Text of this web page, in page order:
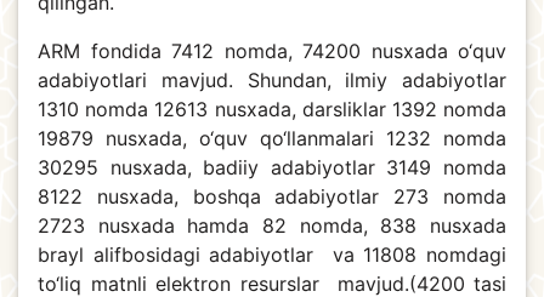
ARM fondida 7412 nomda, 74200 nusxada o‘quv
adabiyotlari mavjud. Shundan, ilmiy adabiyotlar
1310 nomda 12613 nusxada, darsliklar 1392 nomda
19879 nusxada, o‘quv qo‘llanmalari 1232 nomda
30295 nusxada, badiiy adabiyotlar 3149 nomda
8122 nusxada, boshqa adabiyotlar 273 nomda
2723 nusxada hamda 82 nomda, 838 nusxada
brayl alifbosidagi adabiyotlar va 11808 nomdagi
to‘liq matnli elektron resurslar mavjud.(4200 tasi